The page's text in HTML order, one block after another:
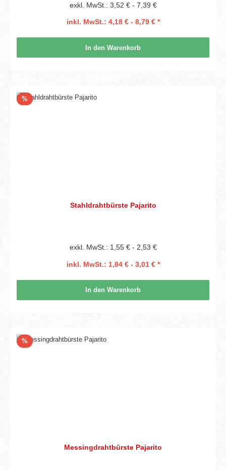
exkl. MwSt.: 3,52 € - 7,39 €
inkl. MwSt.: 4,18 € - 8,79 € *
In den Warenkorb
%Rabatt
Stahldrahtbürste Pajarito
exkl. MwSt.: 1,55 € - 2,53 €
inkl. MwSt.: 1,84 € - 3,01 € *
In den Warenkorb
%Rabatt
Messingdrahtbürste Pajarito